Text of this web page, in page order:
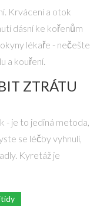
Krvácení a otok
dásní ke kořenům
lékaře - nečešte
a kouření.
ZTRÁTU
- je to jediná metoda,
se léčby vyhnuli,
Kyretáž je